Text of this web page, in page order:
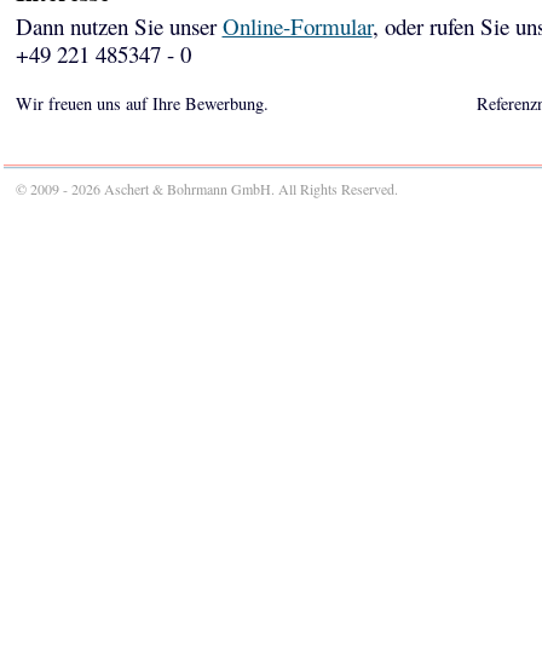
Dann nutzen Sie unserOnline-Formular, oder rufen Sie
+49 221 485347 - 0
Wir freuen uns auf Ihre Bewerbung.
© 2009 - 2026 Aschert & Bohrmann GmbH. All Rights Reserved.